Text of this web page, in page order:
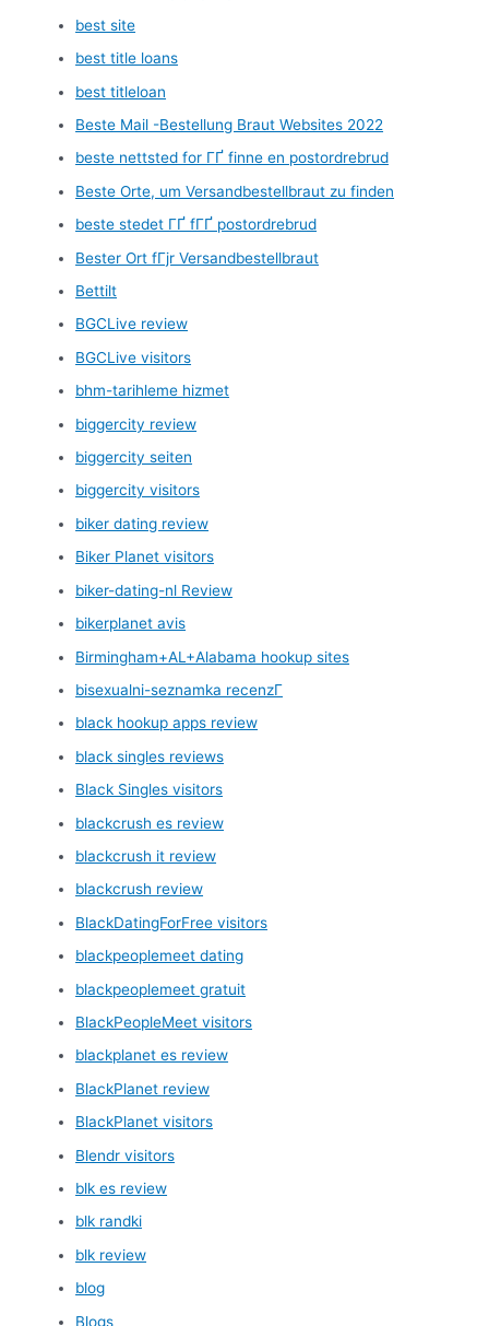
best site
best title loans
best titleloan
Beste Mail -Bestellung Braut Websites 2022
beste nettsted for ГҐ finne en postordrebrud
Beste Orte, um Versandbestellbraut zu finden
beste stedet ГҐ fГҐ postordrebrud
Bester Ort fГјr Versandbestellbraut
Bettilt
BGCLive review
BGCLive visitors
bhm-tarihleme hizmet
biggercity review
biggercity seiten
biggercity visitors
biker dating review
Biker Planet visitors
biker-dating-nl Review
bikerplanet avis
Birmingham+AL+Alabama hookup sites
bisexualni-seznamka recenzГ­
black hookup apps review
black singles reviews
Black Singles visitors
blackcrush es review
blackcrush it review
blackcrush review
BlackDatingForFree visitors
blackpeoplemeet dating
blackpeoplemeet gratuit
BlackPeopleMeet visitors
blackplanet es review
BlackPlanet review
BlackPlanet visitors
Blendr visitors
blk es review
blk randki
blk review
blog
Blogs